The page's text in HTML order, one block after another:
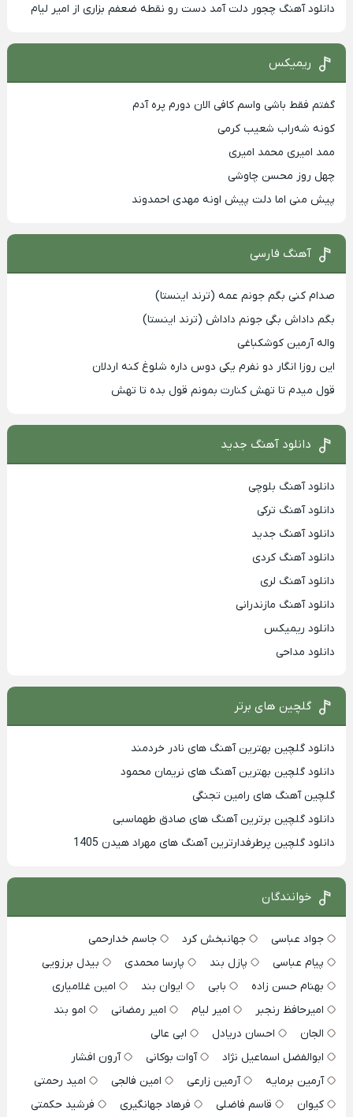
دانلود آهنگ چجور دلت آمد دست رو نقطه ضعفم بزاری از امیر لیام
ریمیکس
گفتم فقط باشی واسم کافی الان دورم پره آدم
کونه شه‌راب شعیب کرمی
ممد امیری محمد امیری
چهل روز محسن چاوشی
پیش منی اما دلت پیش اونه مهدی احمدوند
آهنگ فارسی
صدام کنی بگم جونم عمه (ترند اینستا)
بگم داداش بگی جونم داداش (ترند اینستا)
واله آرمین کوشکباغی
این روزا انگار دو نفرم یکی دوس داره شلوغ کنه اردلان
قول میدم تا تهش کنارت بمونم قول بده تا تهش
دانلود آهنگ جدید
دانلود آهنگ بلوچی
دانلود آهنگ ترکی
دانلود آهنگ جدید
دانلود آهنگ کردی
دانلود آهنگ لری
دانلود آهنگ مازندرانی
دانلود ریمیکس
دانلود مداحی
گلچین های برتر
دانلود گلچین بهترین آهنگ های نادر خردمند
دانلود گلچین بهترین آهنگ های نریمان محمود
گلچین آهنگ های رامین تجنگی
دانلود گلچین برترین آهنگ های صادق طهماسبی
دانلود گلچین پرطرفدارترین آهنگ های مهراد هیدن 1405
خوانندگان
جواد عباسی جهانبخش کرد
جاسم خدارحمی
پیام عباسی
پازل بند پارسا محمدی
بیدل برزویی
بهنام حسن زاده
بابی ایوان بند
امین غلامیاری
امیرحافظ رنجبر
امیر لیام امیر رمضانی
امو بند
الجان
احسان دریادل
ابی عالی
ابوالفضل اسماعیل نژاد
آوات بوکانی
آرون افشار
آرمین برمایه
آرمین زارعی امین فالجی
امید رحمتی
کیوان
قاسم فاضلی فرهاد جهانگیری
فرشید حکمتی